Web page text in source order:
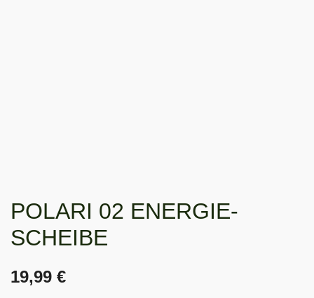
POLARI 02 ENERGIE-
SCHEIBE
19,99 €